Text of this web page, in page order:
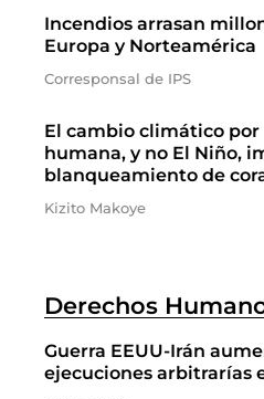
Incendios arrasan
Europa y Norteamérica
Corresponsal de IPS
El cambio climático
humana, y no El Niño,
blanqueamiento de
Kizito Makoye
Derechos
Guerra EEUU-Irán
ejecuciones arbitrarías